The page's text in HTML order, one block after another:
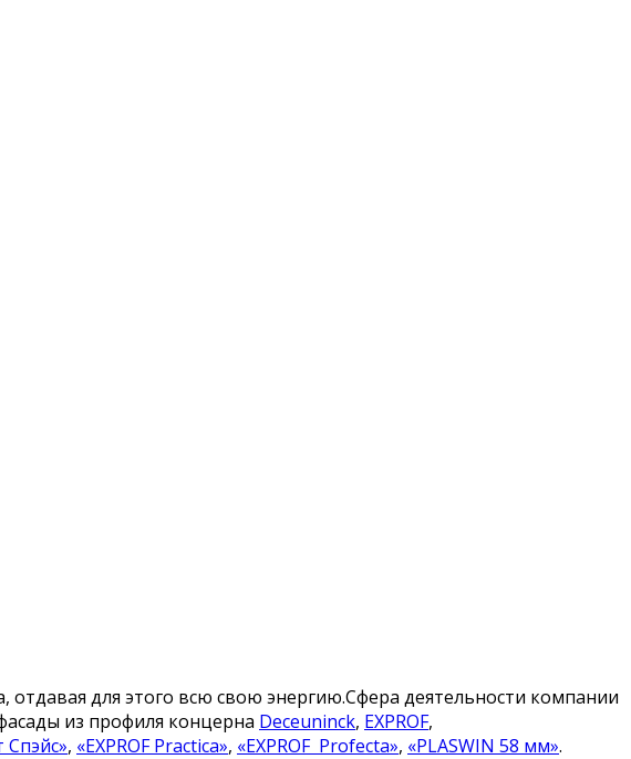
отдавая для этого всю свою энергию.Сфера деятельности компании
из профиля концерна Deceuninck, EXPROF,
, «EXPROF Practica», «EXPROF Profecta», «PLASWIN 58 мм».